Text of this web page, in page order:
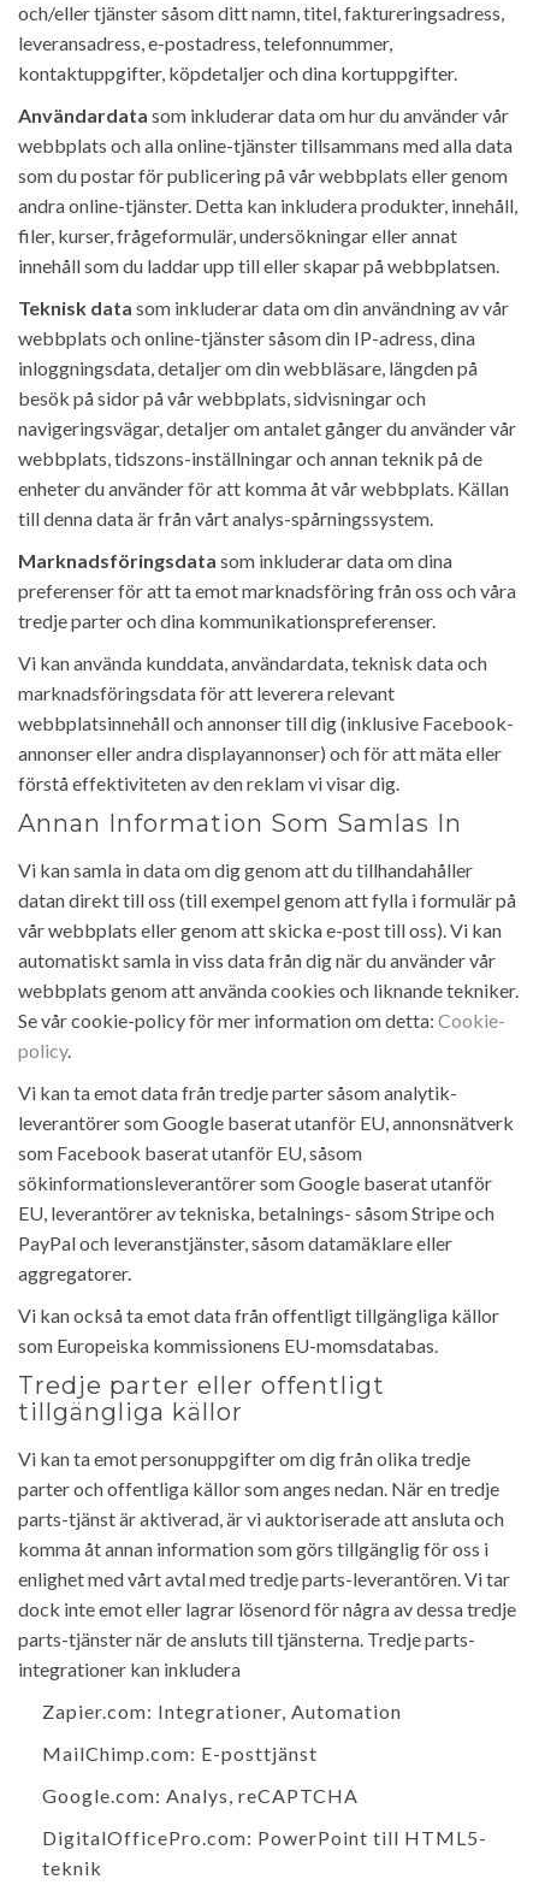
och/eller tjänster såsom ditt namn, titel, faktureringsadress,
leveransadress, e-postadress, telefonnummer,
kontaktuppgifter, köpdetaljer och dina kortuppgifter.
Användardata som inkluderar data om hur du använder vår
webbplats och alla online-tjänster tillsammans med alla data
som du postar för publicering på vår webbplats eller genom
andra online-tjänster. Detta kan inkludera produkter, innehåll,
filer, kurser, frågeformulär, undersökningar eller annat
innehåll som du laddar upp till eller skapar på webbplatsen.
Teknisk data som inkluderar data om din användning av vår
webbplats och online-tjänster såsom din IP-adress, dina
inloggningsdata, detaljer om din webbläsare, längden på
besök på sidor på vår webbplats, sidvisningar och
navigeringsvägar, detaljer om antalet gånger du använder vår
webbplats, tidszons-inställningar och annan teknik på de
enheter du använder för att komma åt vår webbplats. Källan
till denna data är från vårt analys-spårningssystem.
Marknadsföringsdata som inkluderar data om dina
preferenser för att ta emot marknadsföring från oss och våra
tredje parter och dina kommunikationspreferenser.
Vi kan använda kunddata, användardata, teknisk data och
marknadsföringsdata för att leverera relevant
webbplatsinnehåll och annonser till dig (inklusive Facebook-
annonser eller andra displayannonser) och för att mäta eller
förstå effektiviteten av den reklam vi visar dig.
Annan Information Som Samlas In
Vi kan samla in data om dig genom att du tillhandahåller
datan direkt till oss (till exempel genom att fylla i formulär på
vår webbplats eller genom att skicka e-post till oss). Vi kan
automatiskt samla in viss data från dig när du använder vår
webbplats genom att använda cookies och liknande tekniker.
Se vår cookie-policy för mer information om detta: Cookie-
policy.
Vi kan ta emot data från tredje parter såsom analytik-
leverantörer som Google baserat utanför EU, annonsnätverk
som Facebook baserat utanför EU, såsom
sökinformationsleverantörer som Google baserat utanför
EU, leverantörer av tekniska, betalnings- såsom Stripe och
PayPal och leveranstjänster, såsom datamäklare eller
aggregatorer.
Vi kan också ta emot data från offentligt tillgängliga källor
som Europeiska kommissionens EU-momsdatabas.
Tredje parter eller offentligt
tillgängliga källor
Vi kan ta emot personuppgifter om dig från olika tredje
parter och offentliga källor som anges nedan. När en tredje
parts-tjänst är aktiverad, är vi auktoriserade att ansluta och
komma åt annan information som görs tillgänglig för oss i
enlighet med vårt avtal med tredje parts-leverantören. Vi tar
dock inte emot eller lagrar lösenord för några av dessa tredje
parts-tjänster när de ansluts till tjänsterna. Tredje parts-
integrationer kan inkludera
Zapier.com: Integrationer, Automation
MailChimp.com: E-posttjänst
Google.com: Analys, reCAPTCHA
DigitalOfficePro.com: PowerPoint till HTML5-
teknik